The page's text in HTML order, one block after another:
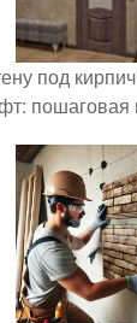
под
пошаговая